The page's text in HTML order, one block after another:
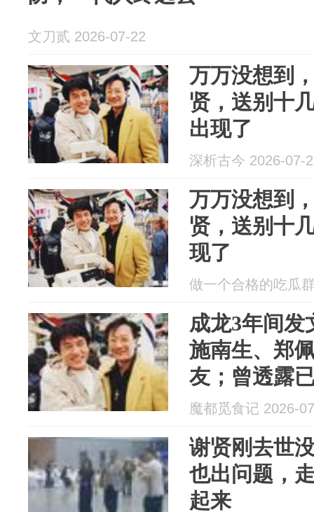
文刀贰 2026-07-22
万万没想到
贤，送别十
出现了
深析古今 2026-07-
万万没想到
贤，送别十
现了
做一个合格的吃瓜
成龙3年间发
施南生、郑
友；曾透露
别歌，将在
魔都觅食记 2026-
谢贤刚去世
也出问题，
起来